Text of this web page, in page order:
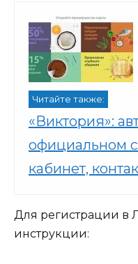
Читайте также:
«Виктория»:
официальном
кабинет,
Для регистрации в
инструкции: